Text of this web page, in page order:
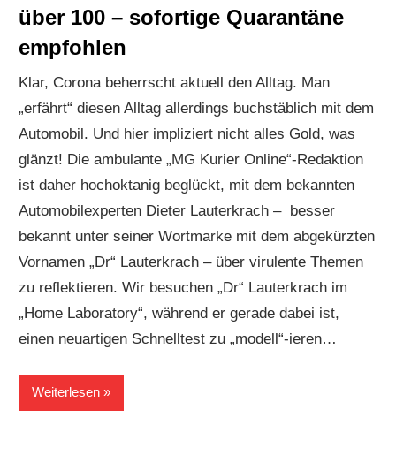
über 100 – sofortige Quarantäne
empfohlen
Klar, Corona beherrscht aktuell den Alltag. Man
„erfährt“ diesen Alltag allerdings buchstäblich mit dem
Automobil. Und hier impliziert nicht alles Gold, was
glänzt! Die ambulante „MG Kurier Online“-Redaktion
ist daher hochoktanig beglückt, mit dem bekannten
Automobilexperten Dieter Lauterkrach – besser
bekannt unter seiner Wortmarke mit dem abgekürzten
Vornamen „Dr“ Lauterkrach – über virulente Themen
zu reflektieren. Wir besuchen „Dr“ Lauterkrach im
„Home Laboratory“, während er gerade dabei ist,
einen neuartigen Schnelltest zu „modell“-ieren…
Weiterlesen